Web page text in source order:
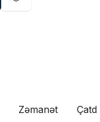
Zəmanət